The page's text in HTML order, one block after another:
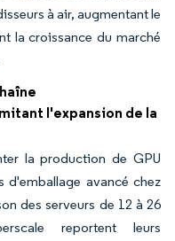
à air, augmentant le
la croissance du marché
l'expansion de la
la production de GPU
d'emballage avancé chez
des serveurs de 12 à 26
reportent leurs